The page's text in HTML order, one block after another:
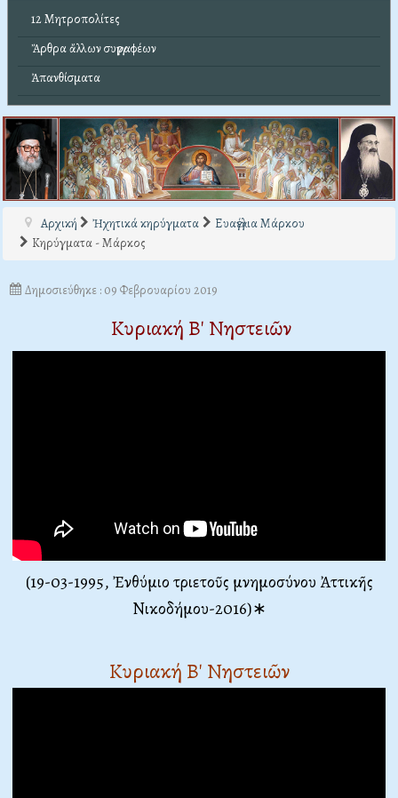
12 Μητροπολίτες
Ἄρθρα ἄλλων συγγραφέων
Ἀπανθίσματα
Αρχική Ἠχητικά κηρύγματα
Ευαγγέλια Μάρκου
Κηρύγματα - Μάρκος
Δημοσιεύθηκε : 09 Φεβρουαρίου 2019
Κυριακή Β' Νηστειῶν
(19-03-1995, Ἐνθύμιο τριετοῦς μνημοσύνου Ἀττικῆς
Νικοδήμου-2016)∗
Κυριακή Β' Νηστειῶν